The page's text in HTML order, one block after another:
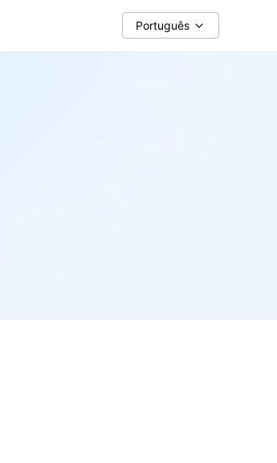
Português